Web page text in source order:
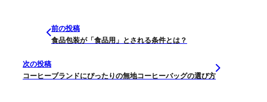
前の投稿
食品包装が「食品用」とされる条件とは？
次の投稿
コーヒーブランドにぴったりの無地コーヒーバッグの選び方